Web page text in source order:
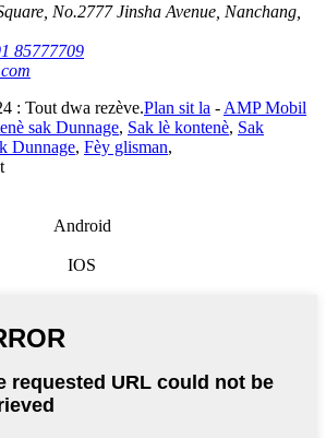
No.2777 Jinsha Avenue, Nanchang,
85777709
: Tout dwa rezève.Plan sit la - AMP Mobil
sak Dunnage, Sak lè kontenè, Sak
Dunnage, Fèy glisman,
Android
IOS